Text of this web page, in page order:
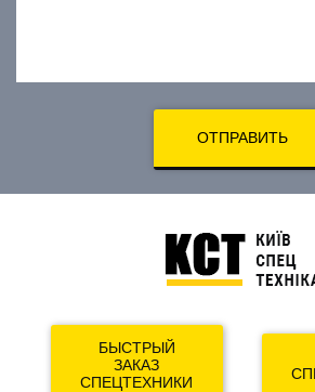
ОТПРАВИТЬ
БЫСТРЫЙ
ЗАКАЗ
СПЕЦТЕХНИКИ